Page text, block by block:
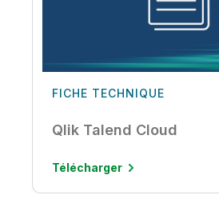
FICHE TECHNIQUE
Qlik Talend Cloud
Télécharger